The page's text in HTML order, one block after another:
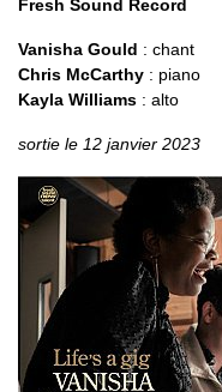
Fresh Sound Record
Vanisha Gould : chant
Chris McCarthy : piano
Kayla Williams : alto
sortie le 12 janvier 2023